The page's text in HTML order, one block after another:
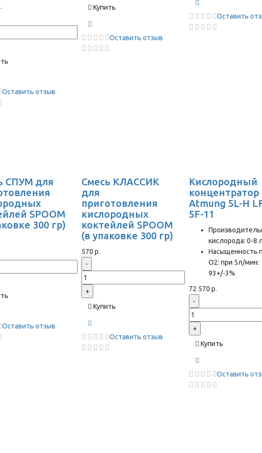
Оставить отзыв
Купить
Оставить отзыв
Оставить
СПУМ для
SPOOM
300 гр)
Оставить отзыв
Смесь КЛАССИК
для
приготовления
кислородных
коктейлей SPOOM
(в упаковке 300 гр)
570 р.
-
+
Купить
Оставить отзыв
Кислородный
концентратор
Atmung 5L-H
5F-11
кислорода: 0-8
Насыщенность
О2: при 5л/мин:
93+/-3%
72 570 р.
-
+
Купить
Оставить